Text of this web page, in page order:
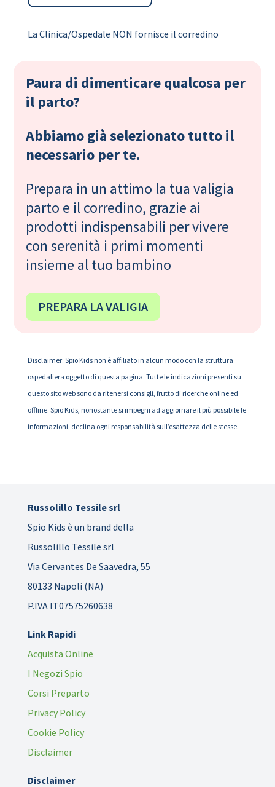
La Clinica/Ospedale NON fornisce il corredino
Paura di dimenticare qualcosa per
il parto?
Abbiamo già selezionato tutto il
necessario per te.
Prepara in un attimo la tua valigia
parto e il corredino, grazie ai
prodotti indispensabili per vivere
con serenità i primi momenti
insieme al tuo bambino
PREPARA LA VALIGIA
Disclaimer: Spio Kids non è affiliato in alcun modo con la struttura
ospedaliera oggetto di questa pagina. Tutte le indicazioni presenti su
questo sito web sono da ritenersi consigli, frutto di ricerche online ed
offline. Spio Kids, nonostante si impegni ad aggiornare il più possibile le
informazioni, declina ogni responsabilità sull’esattezza delle stesse.
Russolillo Tessile srl
Spio Kids è un brand della
Russolillo Tessile srl
Via Cervantes De Saavedra, 55
80133 Napoli (NA)
P.IVA IT07575260638
Link Rapidi
Acquista Online
I Negozi Spio
Corsi Preparto
Privacy Policy
Cookie Policy
Disclaimer
Disclaimer